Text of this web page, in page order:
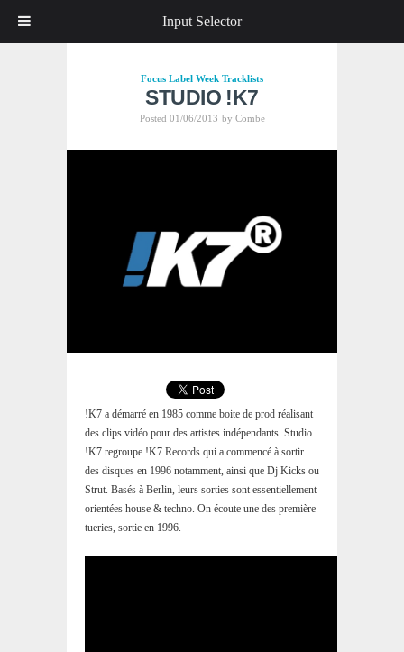
Focus Label Week Tracklists
STUDIO !K7
Posted 01/06/2013 by Combe
!K7 a démarré en 1985 comme boite de prod réalisant
des clips vidéo pour des artistes indépendants. Studio
!K7 regroupe !K7 Records qui a commencé à sortir
des disques en 1996 notamment, ainsi que Dj Kicks ou
Strut. Basés à Berlin, leurs sorties sont essentiellement
orientées house & techno. On écoute une des première
tueries, sortie en 1996.
Input Selector